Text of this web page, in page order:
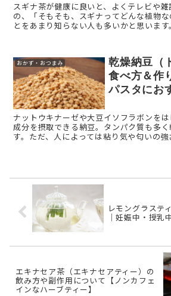
スギナ茶が健康に良いと、よくテレビや
の、「そもそも、スギナってどんな植物
とをあまり知らない人も多いかと思いま
おかず・おつまみ
乾燥納豆（
食べ方＆作
パスタにお
ナットウキナーゼや大豆イソフラボンを
成分を摂取できる納豆。タンパク質も多
す。ただ、人によっては粘り気や匂いの
レモングラステ
｜妊娠中・授乳
エキナセア茶（エキナセアティー）の
飲み方や副作用について【ノンカフェ
インなハーブティー】